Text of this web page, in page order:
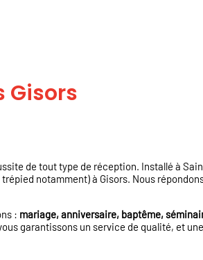
Gisors
de tout type de réception. Installé à
notamment) à Gisors. Nous
: mariage, anniversaire, baptême,
garantissons un service de qualité, et une